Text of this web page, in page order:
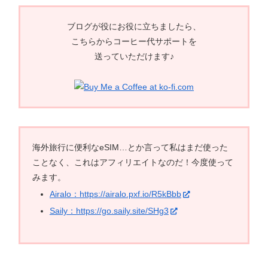
ブログが役にお役に立ちましたら、
こちらからコーヒー代サポートを
送っていただけます♪
海外旅行に便利なeSIM…とか言って私はまだ使った
ことなく、これはアフィリエイトなのだ！今度使って
みます。
Airalo：https://airalo.pxf.io/R5kBbb
Saily：https://go.saily.site/SHg3